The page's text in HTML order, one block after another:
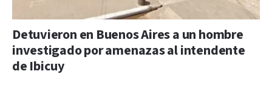
Detuvieron en Buenos Aires a un hombre
investigado por amenazas al intendente
de Ibicuy